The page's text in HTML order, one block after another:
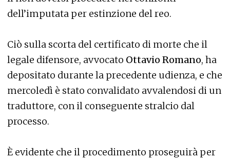
dell’imputata per estinzione del reo.
Ciò sulla scorta del certificato di morte che il
legale difensore, avvocato Ottavio Romano, ha
depositato durante la precedente udienza, e che
mercoledì è stato convalidato avvalendosi di un
traduttore, con il conseguente stralcio dal
processo.
È evidente che il procedimento proseguirà per